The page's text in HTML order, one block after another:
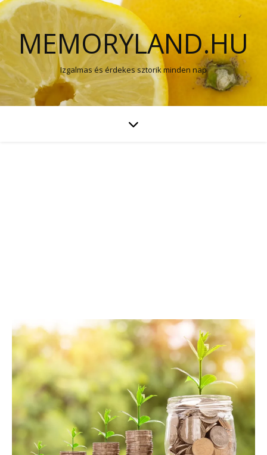
MEMORYLAND.HU
Izgalmas és érdekes sztorik minden nap